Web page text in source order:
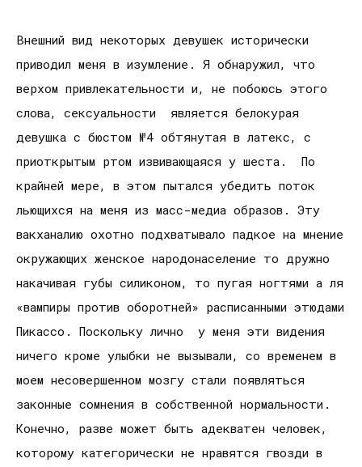
Внешний вид некоторых девушек исторически
приводил меня в изумление. Я обнаружил, что
верхом привлекательности и, не побоюсь этого
слова, сексуальности является белокурая
девушка с бюстом №4 обтянутая в латекс, с
приоткрытым ртом извивающаяся у шеста. По
крайней мере, в этом пытался убедить поток
льющихся на меня из масс-медиа образов. Эту
вакханалию охотно подхватывало падкое на мнение
окружающих женское народонаселение то дружно
накачивая губы силиконом, то пугая ногтями а ля
«вампиры против оборотней» расписанными этюдами
Пикассо. Поскольку лично у меня эти видения
ничего кроме улыбки не вызывали, со временем в
моем несовершенном мозгу стали появляться
законные сомнения в собственной нормальности.
Конечно, разве может быть адекватен человек,
которому категорически не нравятся гвозди в